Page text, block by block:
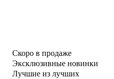
Скоро в продаже
Эксклюзивные новинки
Лучшие из лучших